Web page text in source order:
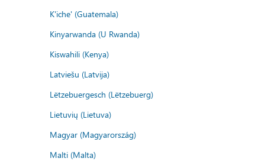
K'iche' (Guatemala)
Kinyarwanda (U Rwanda)
Kiswahili (Kenya)
Latviešu (Latvija)
Lëtzebuergesch (Lëtzebuerg)
Lietuvių (Lietuva)
Magyar (Magyarország)
Malti (Malta)